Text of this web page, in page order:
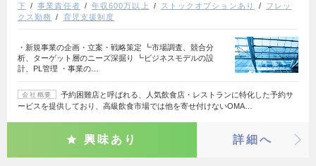
下
事業責任者 年収600万以上 ストックオプションあり
フレッ
クス勤務
育児支援制度
・新規事業の企画・立案・戦略策定 ┗市場調査、競合分
析、ターゲット層のニーズ深掘り ┗ビジネスモデルの設
計、PL管理 ・事業の…
会社概要
予約困難店と呼ばれる、人気飲食店・レストランに特化した予約サ
ービスを提供しており、高級飲食市場では他を寄せ付けないOMA…
興味あり 詳細へ